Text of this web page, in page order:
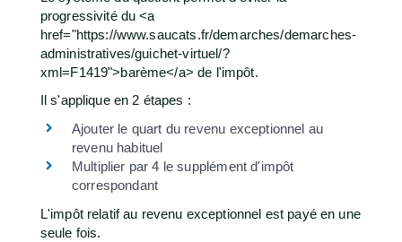
progressivité du <a
href="https://www.saucats.fr/demarches/demarches-
administratives/guichet-virtuel/?
xml=F1419">barème</a> de l'impôt.
Il s'applique en 2 étapes :
Ajouter le quart du revenu exceptionnel au
revenu habituel
Multiplier par 4 le supplément d'impôt
correspondant
L'impôt relatif au revenu exceptionnel est payé en une
seule fois.